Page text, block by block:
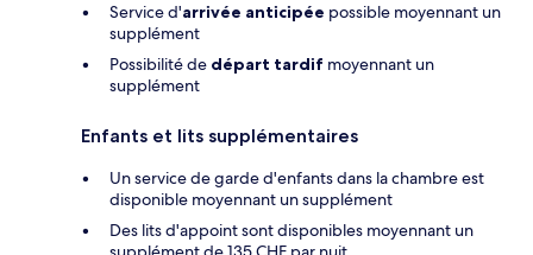
Service d'arrivée anticipée possible moyennant un
supplément
Possibilité de départ tardif moyennant un
supplément
Enfants et lits supplémentaires
Un service de garde d'enfants dans la chambre est
disponible moyennant un supplément
Des lits d'appoint sont disponibles moyennant un